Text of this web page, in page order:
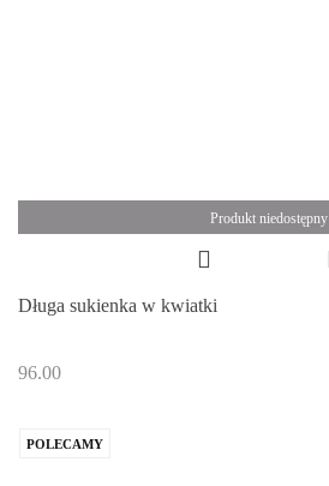
Produkt niedostępny
Długa sukienka w kwiatki
96.00
POLECAMY